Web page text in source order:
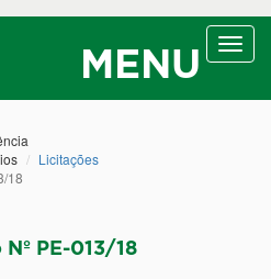
Alt+2 Ir à busca Alt+3
MENU
Licitações
18
PE-013/18